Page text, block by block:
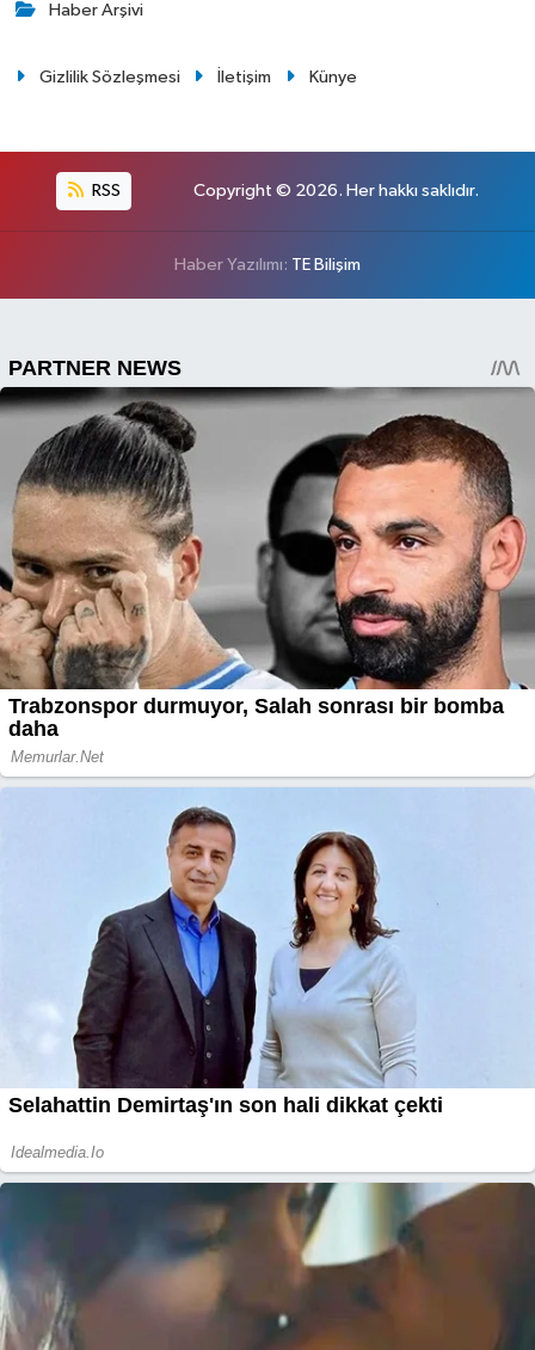
Haber Arşivi
Gizlilik Sözleşmesi İletişim Künye
RSS Copyright © 2026. Her hakkı saklıdır.
Haber Yazılımı: TE Bilişim